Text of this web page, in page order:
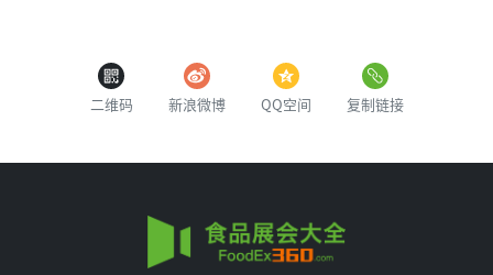
二维码 新浪微博 QQ空间 复制链接